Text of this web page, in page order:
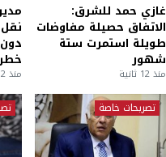
غازي حمد للشرق:
الاتفاق حصيلة مفاوضات
طويلة استمرت ستة
شهور
منذ 12 ثانية منذ 2 ساعة
تصريحات خاصة